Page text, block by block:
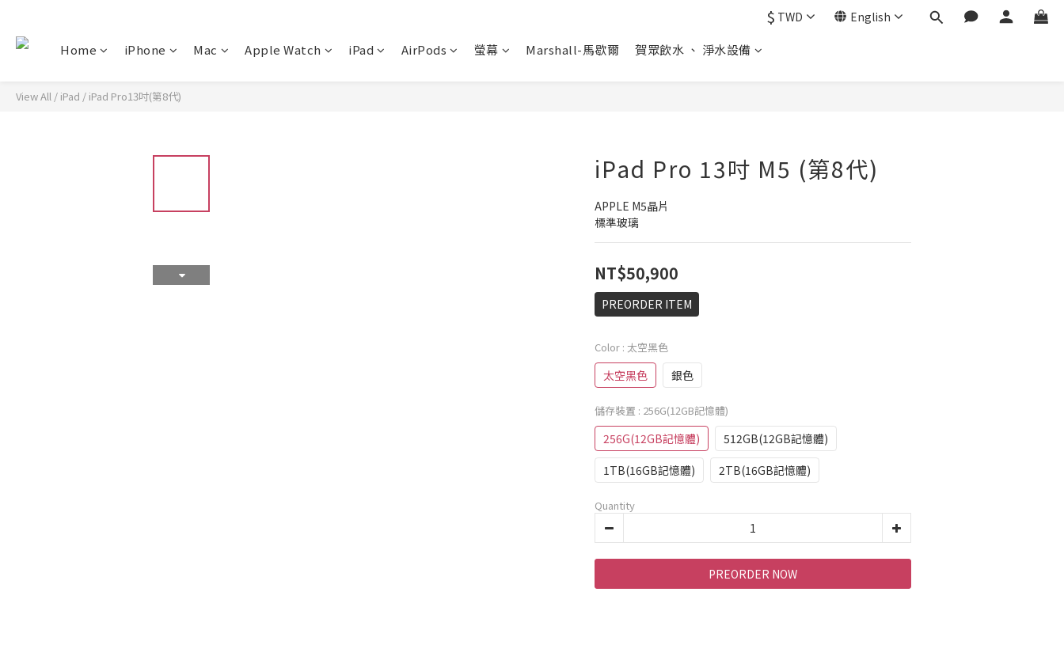
$ TWD English
Home iPhone Mac Apple Watch iPad AirPods 螢幕 Marshall-馬歇爾 賀眾飲水 、 淨水設備
View All / iPad / iPad Pro13吋(第8代)
iPad Pro 13吋 M5 (第8代)
APPLE M5晶片
標準玻璃
NT$50,900
PREORDER ITEM
Color : 太空黑色
太空黑色 銀色
儲存裝置 : 256G(12GB記憶體)
256G(12GB記憶體)
512GB(12GB記憶體)
1TB(16GB記憶體)
2TB(16GB記憶體)
Quantity
PREORDER NOW